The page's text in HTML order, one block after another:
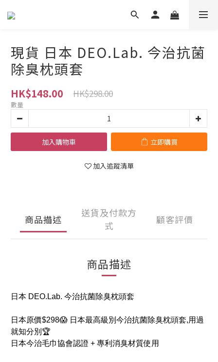
現貨 日本 DEO.Lab. 今治抗菌
除臭枕頭套
HK$148.00 HK$298.00
數量
加入購物車 立即購買
加入追蹤清單
商品描述
送貨及付款方
式
顧客評價
商品描述
日本 DEO.Lab. 今治抗菌除臭枕頭套
日本原價$298😱 日本最高級別今治抗菌除臭枕頭套,用過
就知分別🏆
日本今治毛巾協會認證 + 專利消臭材質使用